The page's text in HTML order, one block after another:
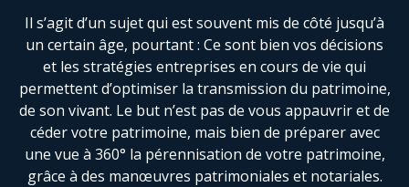
Il s’agit d’un sujet qui est souvent mis de côté jusqu’à
un certain âge, pourtant : Ce sont bien vos décisions
et les stratégies entreprises en cours de vie qui
permettent d’optimiser la transmission du patrimoine,
de son vivant. Le but n’est pas de vous appauvrir et de
céder votre patrimoine, mais bien de préparer avec
une vue à 360° la pérennisation de votre patrimoine,
grâce à des manœuvres patrimoniales et notariales.